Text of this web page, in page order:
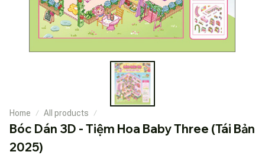
Home All products
Bóc Dán 3D - Tiệm Hoa Baby Three (Tái Bản
2025)